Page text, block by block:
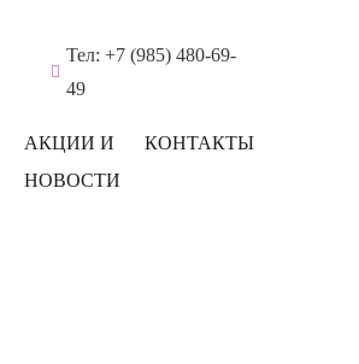
Тел: +7 (985) 480-69-
49
АКЦИИ И
НОВОСТИ
КОНТАКТЫ